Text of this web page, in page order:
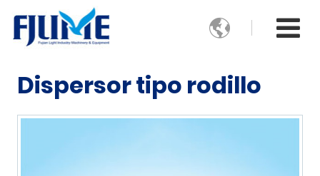

Dispersor tipo rodillo